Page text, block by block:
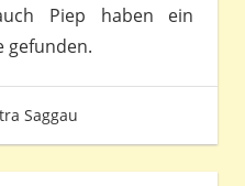
Piep haben ein
gefunden.
Saggau